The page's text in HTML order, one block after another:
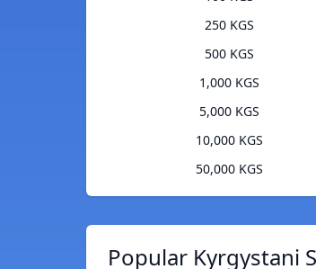
250 KGS
500 KGS
1,000 KGS
5,000 KGS
10,000 KGS
50,000 KGS
Popular Kyrgystani